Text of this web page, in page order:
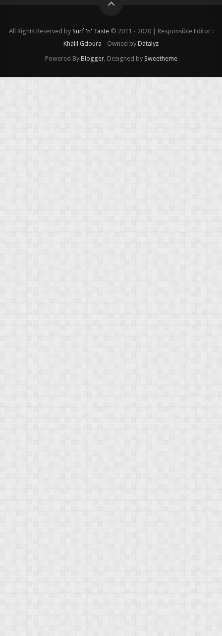
All Rights Reserved by Surf 'n' Taste© 2011 - 2020 | Responsible Editor :
Khalil Gdoura - Owned by Datalyz
Powered By Blogger, Designed by Sweetheme